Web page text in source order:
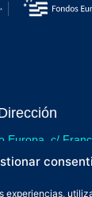
experiencias,
Europa, c/
de Blue Core -